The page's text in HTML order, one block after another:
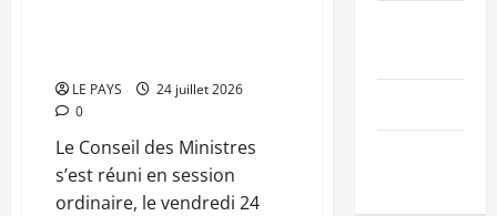
LE PAYS
24 juillet 2026
0
Le Conseil des Ministres
s’est réuni en session
ordinaire, le vendredi 24